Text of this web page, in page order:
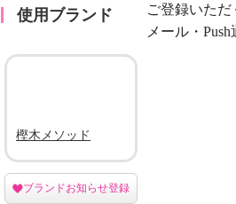
使用ブランド
ご登録いた
メール・
樫木メソッド
ブランドお知らせ登録